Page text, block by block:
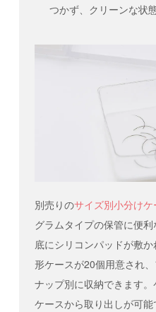
つかず、クリーンな状
別売りのサイズ別小分けケ
グラムタイプの保管に便利
底にシリコンパッドが敷
形ケースが20個用意され
ナップ別に収納できます
ケースから取り出しが可能